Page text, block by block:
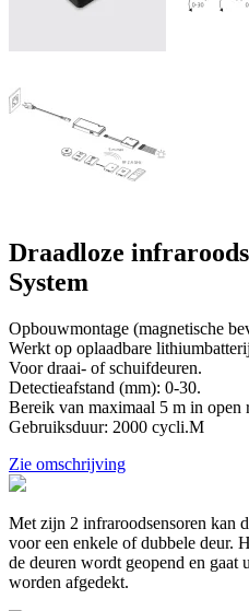
Draadloze
System
Opbouwmontage (magnetische
Werkt op oplaadbare
Voor draai- of schuifdeuren.
Detectieafstand (mm): 0-30.
Bereik van maximaal 5 m in open
Gebruiksduur: 2000 cycli.M
Zie omschrijving
Met zijn 2 infraroodsensoren kan
voor een enkele of dubbele deur.
de deuren wordt geopend en gaat
worden afgedekt.